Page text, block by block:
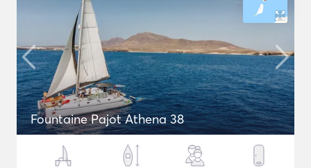
Fountaine Pajot Athena 38